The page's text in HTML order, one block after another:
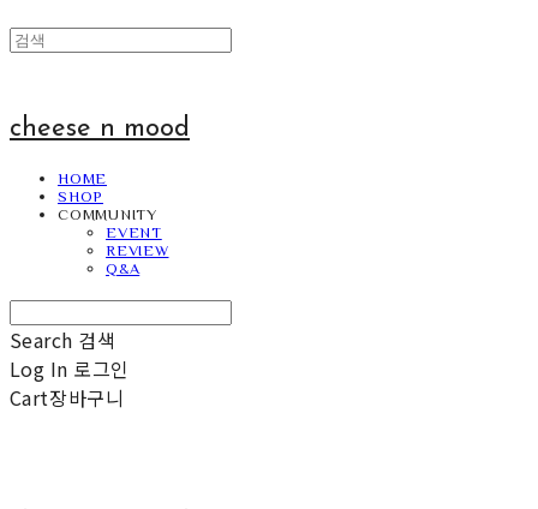
cheese n mood
HOME
SHOP
COMMUNITY
EVENT
REVIEW
Q&A
Search 검색
Log In 로그인
Cart장바구니